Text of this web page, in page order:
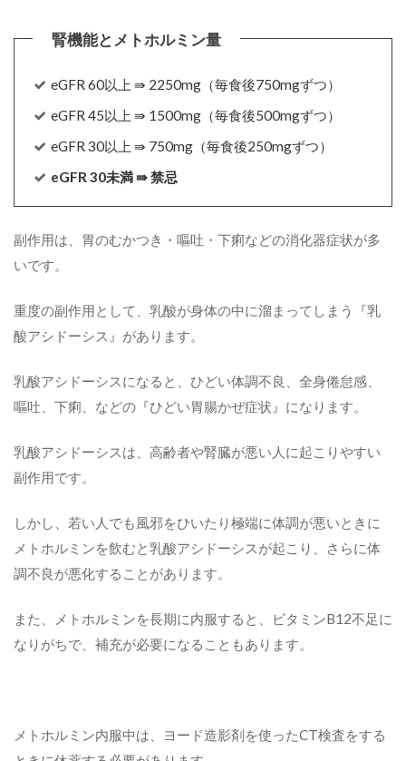
eGFR 60以上 ⇛ 2250mg（毎食後750mgずつ）
eGFR 45以上 ⇛ 1500mg（毎食後500mgずつ）
eGFR 30以上 ⇛ 750mg（毎食後250mgずつ）
eGFR 30未満 ⇛ 禁忌
副作用は、胃のむかつき・嘔吐・下痢などの消化器症状が多
いです。
重度の副作用として、乳酸が身体の中に溜まってしまう『乳
酸アシドーシス』があります。
乳酸アシドーシスになると、ひどい体調不良、全身倦怠感、
嘔吐、下痢、などの『ひどい胃腸かぜ症状』になります。
乳酸アシドーシスは、高齢者や腎臓が悪い人に起こりやすい
副作用です。
しかし、若い人でも風邪をひいたり極端に体調が悪いときに
メトホルミンを飲むと乳酸アシドーシスが起こり、さらに体
調不良が悪化することがあります。
また、メトホルミンを長期に内服すると、ビタミンB12不足に
なりがちで、補充が必要になることもあります。
メトホルミン内服中は、ヨード造影剤を使ったCT検査をする